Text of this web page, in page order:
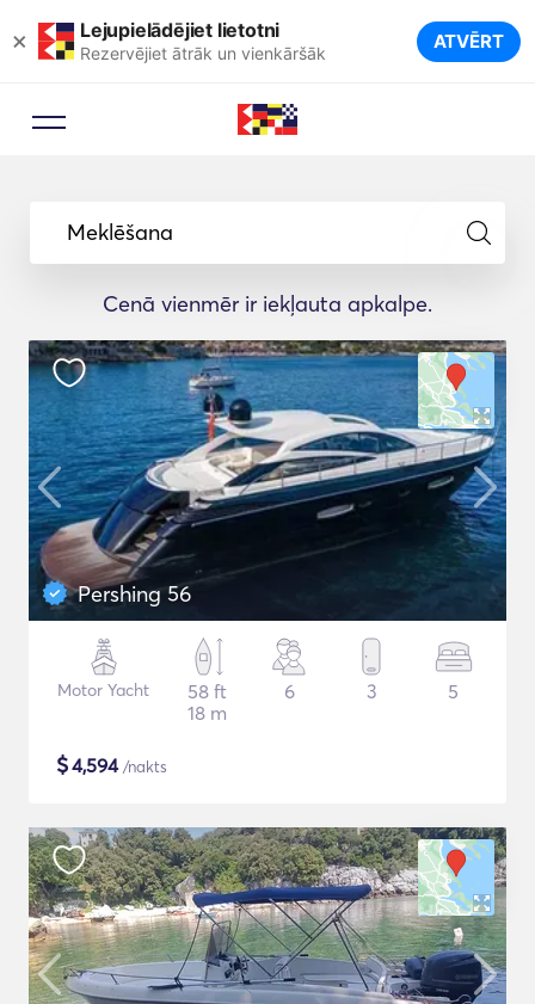
× Lejupielādējiet lietotni
Rezervējiet ātrāk un vienkāršāk ATVĒRT
Meklēšana
Cenā vienmēr ir iekļauta apkalpe.
Pershing 56
Motor Yacht
58 ft
18 m
6 3 5
$4,594/nakts